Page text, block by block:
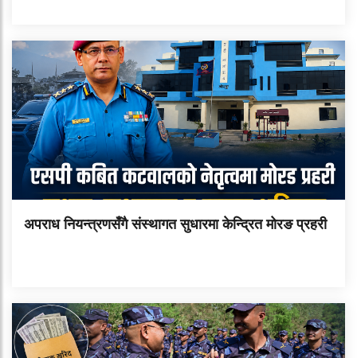
अपराध नियन्त्रणसँगै संस्थागत सुधारमा केन्द्रित मोरङ प्रहरी